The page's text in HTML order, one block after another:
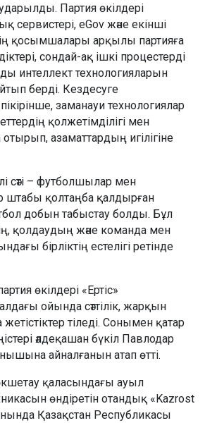
Партия өкілдері
сервистері, eGov және екінші
қосымшалары арқылы партияға
сондай-ақ ішкі процестерді
интеллект технологияларын
берді. Кездесуге
заманауи технологиялар
қолжетімділігі мен
отырып, азаматтардың игілігіне
сәті – футболшылар мен
қолтаңба қалдырған
добын табыстау болды. Бұл
қолдаудың және команда мен
бірліктің естелігі ретінде
өкілдері «Ертіс»
ойында сәттілік, жарқын
тіледі. Сонымен қатар
әлдеқашан бүкіл Павлодар
айналғанын атап өтті.
қаласындағы ауыл
өндіретін отандық «Kazrost
Қазақстан Республикасы